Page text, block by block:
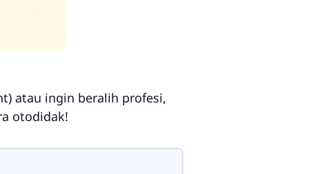
) atau ingin beralih profesi,
otodidak!